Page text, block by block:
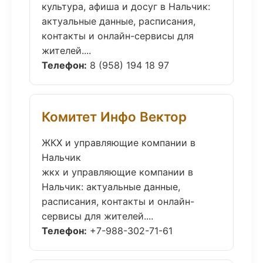
культура, афиша и досуг в Нальчик:
актуальные данные, расписания,
контакты и онлайн-сервисы для
жителей....
Телефон: 8 (958) 194 18 97
Комитет Инфо Вектор
ЖКХ и управляющие компании в
Нальчик
жкх и управляющие компании в
Нальчик: актуальные данные,
расписания, контакты и онлайн-
сервисы для жителей....
Телефон: +7-988-302-71-61